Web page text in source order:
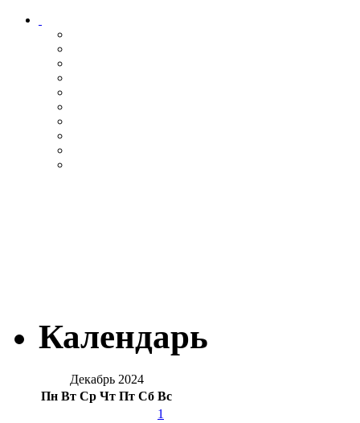
Календарь
Декабрь 2024
Пн Вт Ср Чт Пт Сб Вс
1